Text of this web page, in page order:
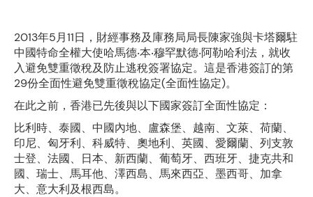
2013年5月11日，財經事務及庫務局局長陳家強與卡塔爾駐
中國特命全權大使哈馬德‧本‧穆罕默德‧阿勒哈利法，就收
入避免雙重徵稅及防止逃稅簽署協定。這是香港簽訂的第
29份全面性避免雙重徵稅協定(全面性協定)。
在此之前，香港已先後與以下國家簽訂全面性協定：
比利時、泰國、中國內地、盧森堡、越南、文萊、荷蘭、
印尼、匈牙利、科威特、奧地利、英國、愛爾蘭、列支敦
士登、法國、日本、新西蘭、葡萄牙、西班牙、捷克共和
國、瑞士、馬耳他、澤西島、馬來西亞、墨西哥、加拿
大、意大利及根西島。